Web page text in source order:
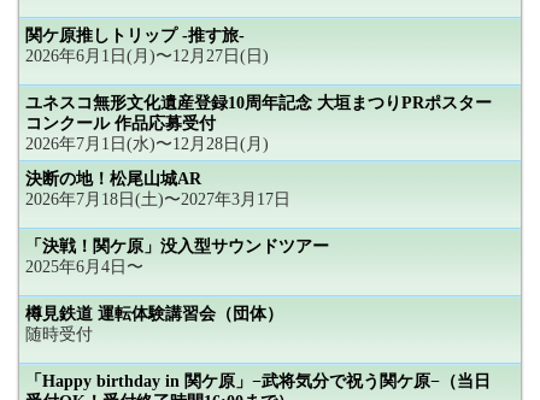
関ケ原推しトリップ -推す旅-
2026年6月1日(月)〜12月27日(日)
ユネスコ無形文化遺産登録10周年記念 大垣まつりPRポスター
コンクール 作品応募受付
2026年7月1日(水)〜12月28日(月)
決断の地！松尾山城AR
2026年7月18日(土)〜2027年3月17日
「決戦！関ケ原」没入型サウンドツアー
2025年6月4日〜
樽見鉄道 運転体験講習会（団体）
随時受付
「Happy birthday in 関ケ原」−武将気分で祝う関ケ原−（当日